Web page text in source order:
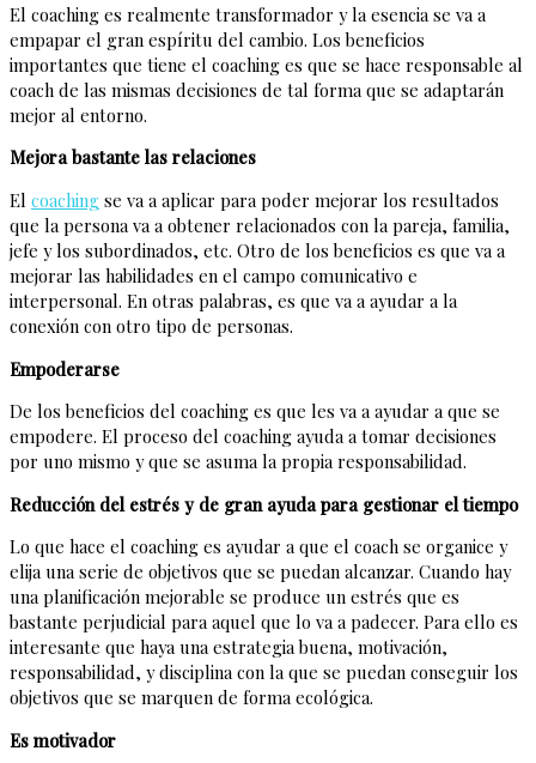
El coaching es realmente transformador y la esencia se va a
empapar el gran espíritu del cambio. Los beneficios
importantes que tiene el coaching es que se hace responsable al
coach de las mismas decisiones de tal forma que se adaptarán
mejor al entorno.
Mejora bastante las relaciones
El coaching se va a aplicar para poder mejorar los resultados
que la persona va a obtener relacionados con la pareja, familia,
jefe y los subordinados, etc. Otro de los beneficios es que va a
mejorar las habilidades en el campo comunicativo e
interpersonal. En otras palabras, es que va a ayudar a la
conexión con otro tipo de personas.
Empoderarse
De los beneficios del coaching es que les va a ayudar a que se
empodere. El proceso del coaching ayuda a tomar decisiones
por uno mismo y que se asuma la propia responsabilidad.
Reducción del estrés y de gran ayuda para gestionar el tiempo
Lo que hace el coaching es ayudar a que el coach se organice y
elija una serie de objetivos que se puedan alcanzar. Cuando hay
una planificación mejorable se produce un estrés que es
bastante perjudicial para aquel que lo va a padecer. Para ello es
interesante que haya una estrategia buena, motivación,
responsabilidad, y disciplina con la que se puedan conseguir los
objetivos que se marquen de forma ecológica.
Es motivador